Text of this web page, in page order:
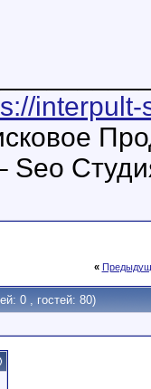
Seo
«
0 , гостей: 80)